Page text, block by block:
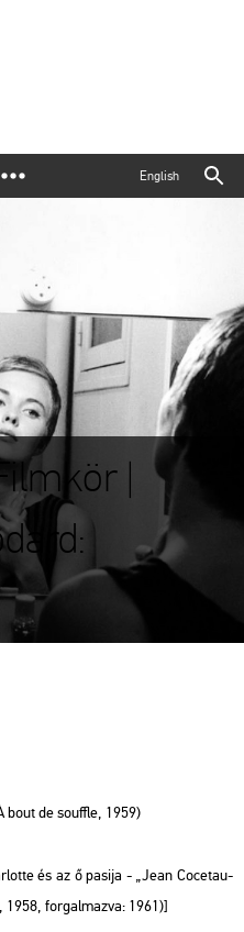
English
|
bout de so­uff­le, 1959)
és az ő pa­si­ja - „Jean Co­cet­au-
, 1958, for­gal­maz­va: 1961)]